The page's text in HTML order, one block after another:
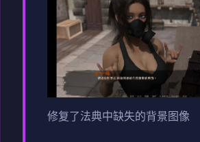
修复了法典中缺失的背景图像